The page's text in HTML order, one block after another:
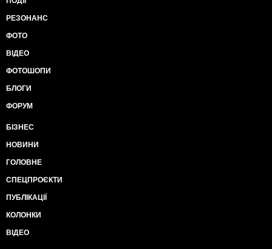
РЕЗОНАНС
ФОТО
ВІДЕО
ФОТОШОПИ
БЛОГИ
ФОРУМ
БІЗНЕС
НОВИНИ
ГОЛОВНЕ
СПЕЦПРОЄКТИ
ПУБЛІКАЦІЇ
КОЛОНКИ
ВІДЕО